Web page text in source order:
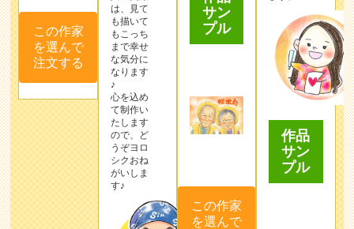
この作家
を選んで
注文する
は、見て
も描いて
もこっち
まで幸せ
な気分に
なります
♪
心を込め
て制作い
たします
ので、ど
うぞヨロ
シクおね
がいしま
す♪
サン
プル
この作家
を選んで
作品
サン
プル